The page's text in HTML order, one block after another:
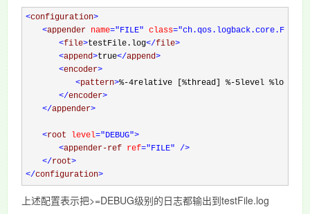
<configuration>
<appender name="FILE" class
<file>testFile.log</file>
<append>true</append>
<encoder>
<pattern>%-4relative [%thread] %-5level
</encoder>
</appender>
<root level="DEBUG">
<appender-ref ref="FILE" />
</root>
</configuration>
上述配置表示把>=DEBUG级别的日志都输出到testFile.log